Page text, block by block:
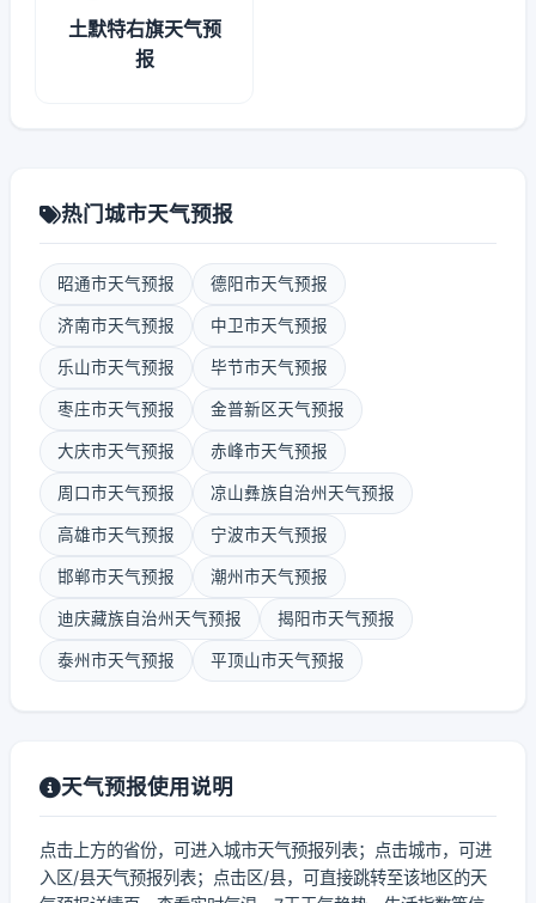
土默特右旗天气预
报
热门城市天气预报
昭通市天气预报 德阳市天气预报
济南市天气预报 中卫市天气预报
乐山市天气预报 毕节市天气预报
枣庄市天气预报 金普新区天气预报
大庆市天气预报 赤峰市天气预报
周口市天气预报 凉山彝族自治州天气预报
高雄市天气预报 宁波市天气预报
邯郸市天气预报 潮州市天气预报
迪庆藏族自治州天气预报 揭阳市天气预报
泰州市天气预报 平顶山市天气预报
天气预报使用说明
点击上方的省份，可进入城市天气预报列表；点击城市，可进
入区/县天气预报列表；点击区/县，可直接跳转至该地区的天